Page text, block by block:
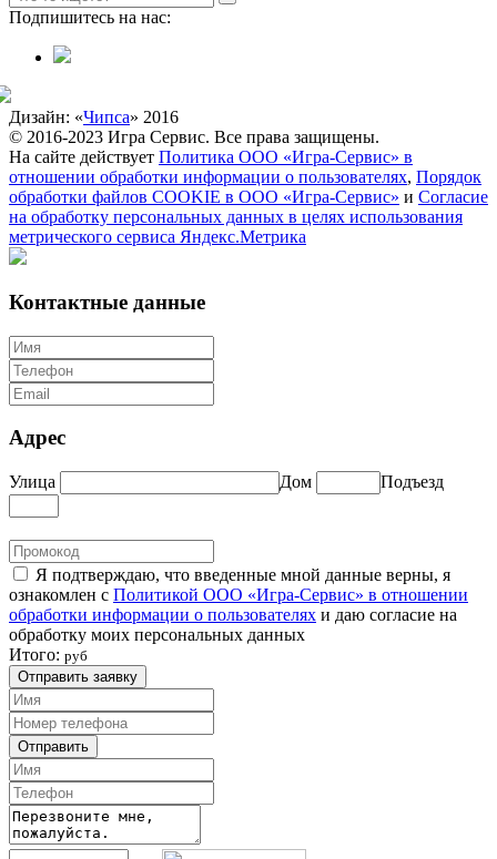
Подпишитесь на нас:
Дизайн: «Чипса» 2016
© 2016-2023 Игра Сервис. Все права защищены.
На сайте действует Политика ООО «Игра-Сервис» в
отношении обработки информации о пользователях, Порядок
обработки файлов COOKIE в ООО «Игра-Сервис» и Согласие
на обработку персональных данных в целях использования
метрического сервиса Яндекс.Метрика
Контактные данные
Адрес
Улица Дом Подъезд
Я подтверждаю, что введенные мной данные верны, я
ознакомлен с Политикой ООО «Игра-Сервис» в отношении
обработки информации о пользователях и даю согласие на
обработку моих персональных данных
Итого: руб
Отправить заявку
Отправить